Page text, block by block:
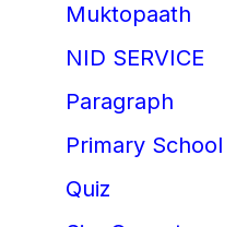
Muktopaath
NID SERVICE
Paragraph
Primary School
Quiz